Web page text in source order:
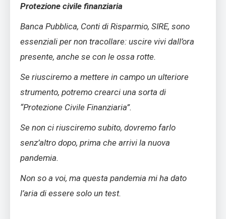
Protezione civile finanziaria
Banca Pubblica, Conti di Risparmio, SIRE, sono
essenziali per non tracollare: uscire vivi dall’ora
presente, anche se con le ossa rotte.
Se riusciremo a mettere in campo un ulteriore
strumento, potremo crearci una sorta di
“Protezione Civile Finanziaria”.
Se non ci riusciremo subito, dovremo farlo
senz’altro dopo, prima che arrivi la nuova
pandemia.
Non so a voi, ma questa pandemia mi ha dato
l’aria di essere solo un test.